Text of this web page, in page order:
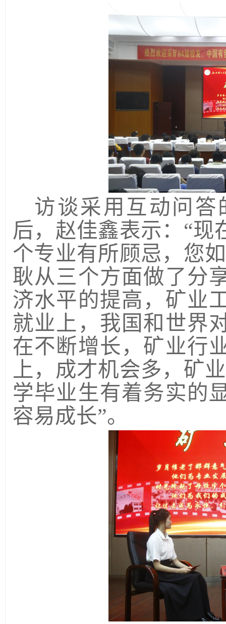
访谈采用互动问
后， 赵佳鑫表示： “现
个专业有所顾忌，您
耿从三个方面做了分
济水平的提高，矿业
就业上，我国和世界
在不断增长，矿业行
上，成才机会多，矿
学毕业生有着务实的
容易成长”。